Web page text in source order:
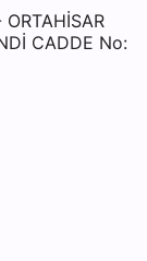
ORTAHİSAR
CADDE No: